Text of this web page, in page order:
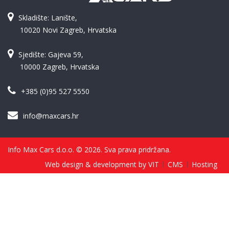
Skladište: Lanište,
10020 Novi Zagreb, Hrvatska
Sjedište: Gajeva 59,
10000 Zagreb, Hrvatska
+385 (0)95 527 5550
info@maxcars.hr
Info Max Cars d.o.o. © 2026. Sva prava pridržana.
Web design & development by VIT
CMS Hosting